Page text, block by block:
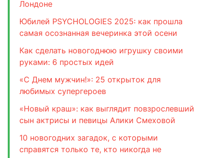
Лондоне
Юбилей PSYCHOLOGIES 2025: как прошла
самая осознанная вечеринка этой осени
Как сделать новогоднюю игрушку своими
руками: 6 простых идей
«С Днем мужчин!»: 25 открыток для
любимых супергероев
«Новый краш»: как выглядит повзрослевший
сын актрисы и певицы Алики Смеховой
10 новогодних загадок, с которыми
справятся только те, кто никогда не